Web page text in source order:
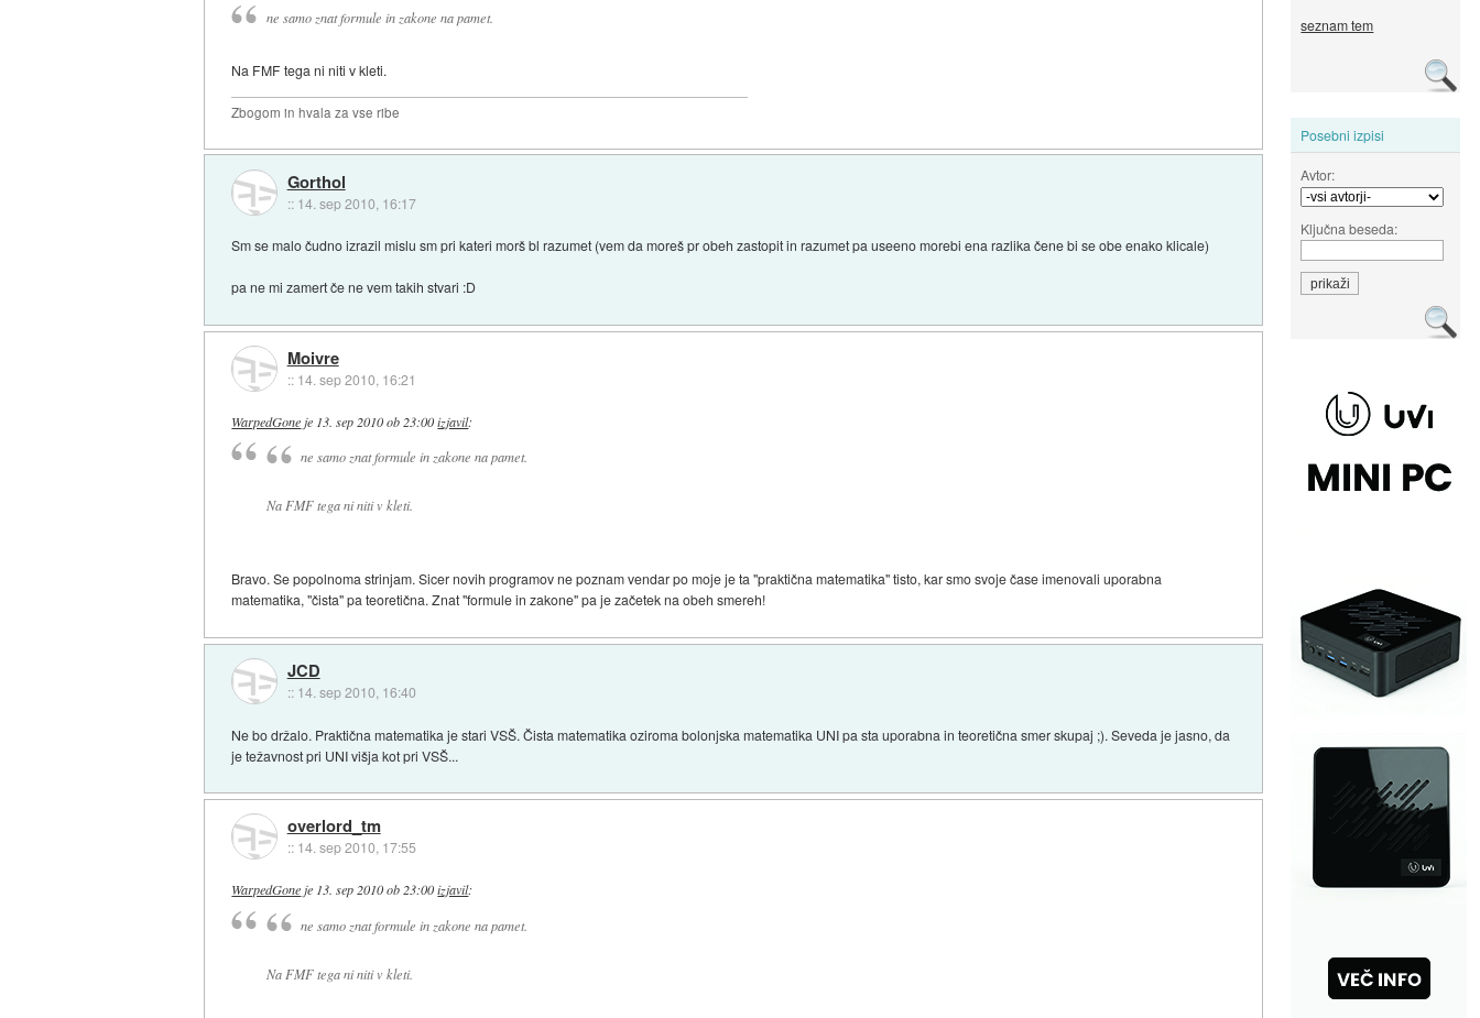
seznam tem
Posebni izpisi
Avtor:
Ključna beseda:
ne samo znat formule in zakone na pamet.
Na FMF tega ni niti v kleti.
Zbogom in hvala za vse ribe
Gorthol
:: 14. sep 2010, 16:17
Sm se malo čudno izrazil mislu sm pri kateri morš bl razumet (vem da moreš pr obeh zastopit in razumet pa useeno morebi ena razlika čene bi se obe enako klicale)
pa ne mi zamert če ne vem takih stvari :D
Moivre
:: 14. sep 2010, 16:21
WarpedGone je 13. sep 2010 ob 23:00 izjavil:
ne samo znat formule in zakone na pamet.
Na FMF tega ni niti v kleti.
Bravo. Se popolnoma strinjam. Sicer novih programov ne poznam vendar po moje je ta "praktična matematika" tisto, kar smo svoje čase imenovali uporabna
matematika, "čista" pa teoretična. Znat "formule in zakone" pa je začetek na obeh smereh!
JCD
:: 14. sep 2010, 16:40
Ne bo držalo. Praktična matematika je stari VSŠ. Čista matematika oziroma bolonjska matematika UNI pa sta uporabna in teoretična smer skupaj ;). Seveda je jasno, da
je težavnost pri UNI višja kot pri VSŠ...
overlord_tm
:: 14. sep 2010, 17:55
WarpedGone je 13. sep 2010 ob 23:00 izjavil:
ne samo znat formule in zakone na pamet.
Na FMF tega ni niti v kleti.